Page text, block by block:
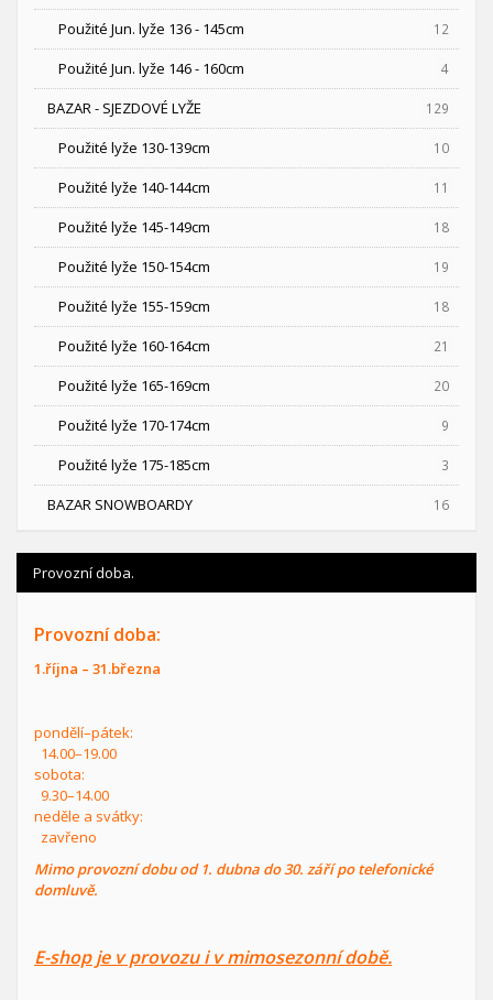
Použité Jun. lyže 136 - 145cm 12
Použité Jun. lyže 146 - 160cm 4
BAZAR - SJEZDOVÉ LYŽE 129
Použité lyže 130-139cm 10
Použité lyže 140-144cm 11
Použité lyže 145-149cm 18
Použité lyže 150-154cm 19
Použité lyže 155-159cm 18
Použité lyže 160-164cm 21
Použité lyže 165-169cm 20
Použité lyže 170-174cm 9
Použité lyže 175-185cm 3
BAZAR SNOWBOARDY 16
Provozní doba.
Provozní doba:
1.října – 31.března
pondělí–pátek:
14.00–19.00
sobota:
9.30–14.00
neděle a svátky:
zavřeno
Mimo provozní dobu od 1. dubna do 30. září po telefonické
domluvě.
E-shop je v provozu i v mimosezonní době.